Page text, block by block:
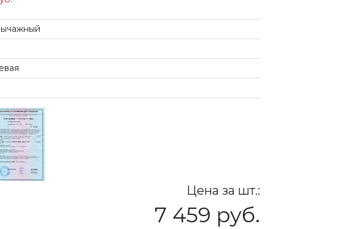
Цена за шт.:
7 459 руб.